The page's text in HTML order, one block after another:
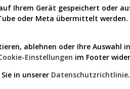
Ihrem Gerät gespeichert oder
oder Meta übermittelt
ablehnen oder Ihre Auswahl
Einstellungen im Footer
in unserer Datenschutzrichtlinie.